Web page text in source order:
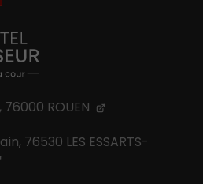
76000 ROUEN
76530 LES ESSARTS-